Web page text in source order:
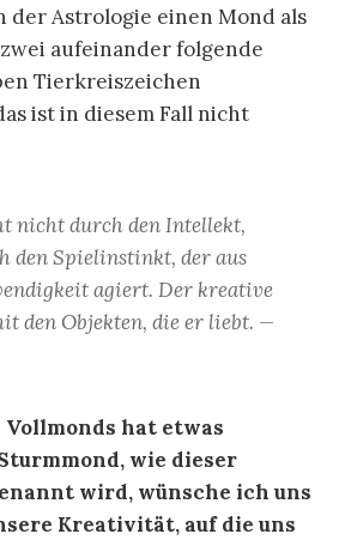
der Astrologie einen Mond als
aufeinander folgende
Tierkreiszeichen
ist in diesem Fall nicht
nicht durch den Intellekt,
den Spielinstinkt, der aus
agiert. Der kreative
den Objekten, die er liebt. —
Vollmonds hat etwas
wie dieser
wird, wünsche ich uns
Kreativität, auf die uns